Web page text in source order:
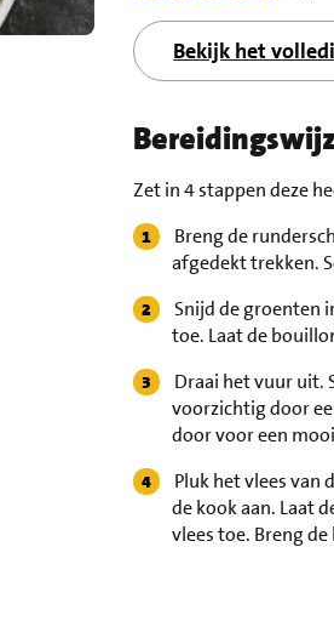
Bekijk het
Zet in 4 stappen deze
Breng de
afgedekt trekken.
Snijd de groenten
toe. Laat de
Draai het vuur uit.
voorzichtig door
door voor een
Pluk het vlees van
de kook aan. Laat
vlees toe. Breng